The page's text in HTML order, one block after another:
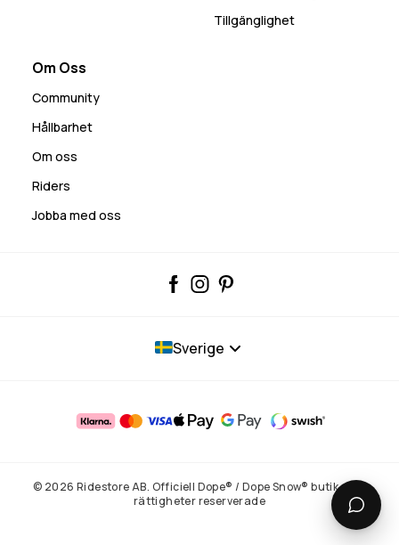
Tillgänglighet
Om Oss
Community
Hållbarhet
Om oss
Riders
Jobba med oss
Sverige
© 2026 Ridestore AB. Officiell Dope® / Dope Snow® butik. Alla
rättigheter reserverade